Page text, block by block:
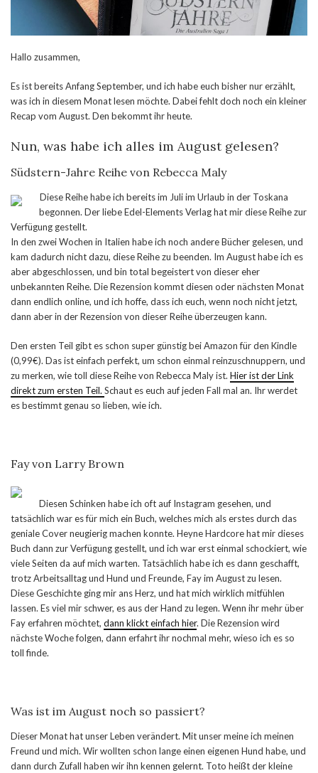
Hallo zusammen,
Es ist bereits Anfang September, und ich habe euch bisher nur erzählt,
was ich in diesem Monat lesen möchte. Dabei fehlt doch noch ein kleiner
Recap vom August. Den bekommt ihr heute.
Nun, was habe ich alles im August gelesen?
Südstern-Jahre Reihe von Rebecca Maly
Diese Reihe habe ich bereits im Juli im Urlaub in der Toskana
begonnen. Der liebe Edel-Elements Verlag hat mir diese Reihe zur
Verfügung gestellt.
In den zwei Wochen in Italien habe ich noch andere Bücher gelesen, und
kam dadurch nicht dazu, diese Reihe zu beenden. Im August habe ich es
aber abgeschlossen, und bin total begeistert von dieser eher
unbekannten Reihe. Die Rezension kommt diesen oder nächsten Monat
dann endlich online, und ich hoffe, dass ich euch, wenn noch nicht jetzt,
dann aber in der Rezension von dieser Reihe überzeugen kann.
Den ersten Teil gibt es schon super günstig bei Amazon für den Kindle
(0,99€). Das ist einfach perfekt, um schon einmal reinzuschnuppern, und
zu merken, wie toll diese Reihe von Rebecca Maly ist. Hier ist der Link
direkt zum ersten Teil. Schaut es euch auf jeden Fall mal an. Ihr werdet
es bestimmt genau so lieben, wie ich.
Fay von Larry Brown
Diesen Schinken habe ich oft auf Instagram gesehen, und
tatsächlich war es für mich ein Buch, welches mich als erstes durch das
geniale Cover neugierig machen konnte. Heyne Hardcore hat mir dieses
Buch dann zur Verfügung gestellt, und ich war erst einmal schockiert, wie
viele Seiten da auf mich warten. Tatsächlich habe ich es dann geschafft,
trotz Arbeitsalltag und Hund und Freunde, Fay im August zu lesen.
Diese Geschichte ging mir ans Herz, und hat mich wirklich mitfühlen
lassen. Es viel mir schwer, es aus der Hand zu legen. Wenn ihr mehr über
Fay erfahren möchtet, dann klickt einfach hier. Die Rezension wird
nächste Woche folgen, dann erfahrt ihr nochmal mehr, wieso ich es so
toll finde.
Was ist im August noch so passiert?
Dieser Monat hat unser Leben verändert. Mit unser meine ich meinen
Freund und mich. Wir wollten schon lange einen eigenen Hund habe, und
dann durch Zufall haben wir ihn kennen gelernt. Toto heißt der kleine